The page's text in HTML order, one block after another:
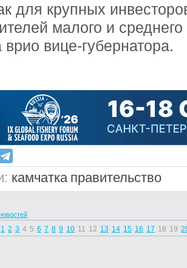
для крупных
малого и
вице-губернатора.
камчатка правительство
1 2 3 4 5 6 7 8 9 10 11 12 13 14 15 16 17 18 19